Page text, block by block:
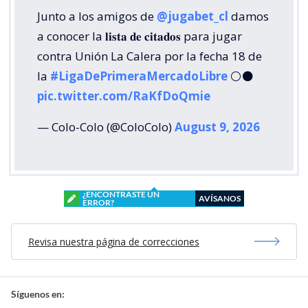
Junto a los amigos de @jugabet_cl damos
a conocer la 𝐥𝐢𝐬𝐭𝐚 𝐝𝐞 𝐜𝐢𝐭𝐚𝐝𝐨𝐬 para jugar
contra Unión La Calera por la fecha 18 de
la #LigaDePrimeraMercadoLibre ⚪⚫
pic.twitter.com/RaKfDoQmie
— Colo-Colo (@ColoColo)August 9, 2026
¿ENCONTRASTE UN
ERROR?
AVÍSANOS
Revisa nuestra página de correcciones
Síguenos en: